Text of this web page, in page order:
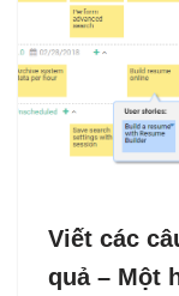
Viết các
quả – Một